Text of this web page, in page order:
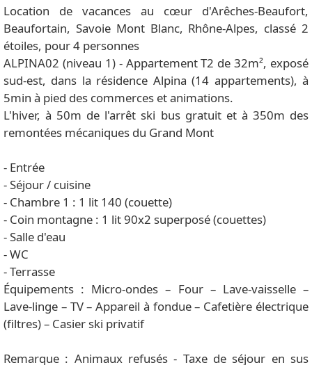
Location de vacances au cœur d'Arêches-Beaufort,
Beaufortain, Savoie Mont Blanc, Rhône-Alpes, classé 2
étoiles, pour 4 personnes
ALPINA02 (niveau 1) - Appartement T2 de 32m², exposé
sud-est, dans la résidence Alpina (14 appartements), à
5min à pied des commerces et animations.
L'hiver, à 50m de l'arrêt ski bus gratuit et à 350m des
remontées mécaniques du Grand Mont
- Entrée
- Séjour / cuisine
- Chambre 1 : 1 lit 140 (couette)
- Coin montagne : 1 lit 90x2 superposé (couettes)
- Salle d'eau
- WC
- Terrasse
Équipements : Micro-ondes – Four – Lave-vaisselle –
Lave-linge – TV – Appareil à fondue – Cafetière électrique
(filtres) – Casier ski privatif
Remarque : Animaux refusés - Taxe de séjour en sus